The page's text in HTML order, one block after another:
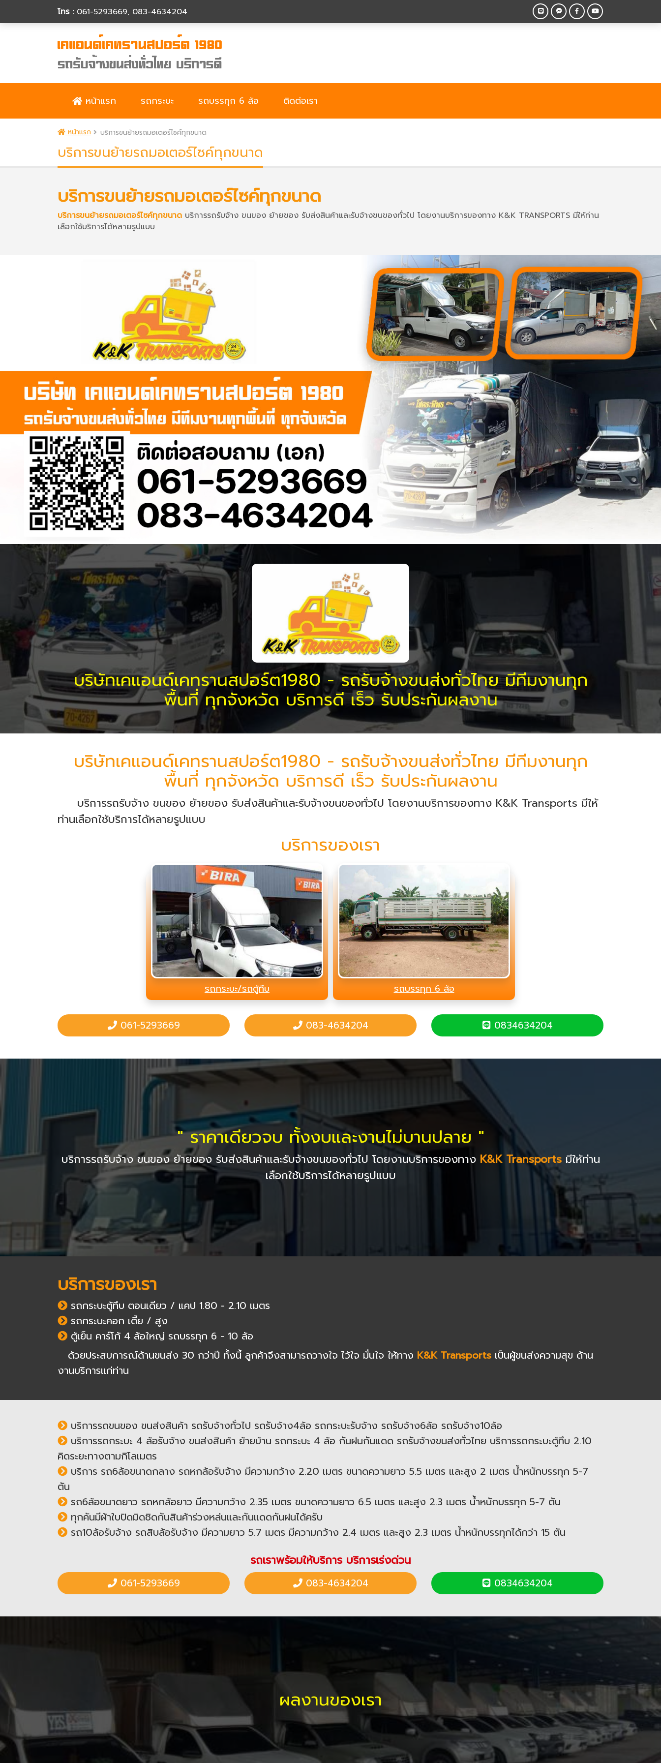
โทร : 061-5293669, 083-4634204
หน้าแรก รถกระบะ รถบรรทุก 6 ล้อ ติดต่อเรา
หน้าแรก บริการขนย้ายรถมอเตอร์ไซค์ทุกขนาด
บริการขนย้ายรถมอเตอร์ไซค์ทุกขนาด
บริการขนย้ายรถมอเตอร์ไซค์ทุกขนาด
บริการขนย้ายรถมอเตอร์ไซค์ทุกขนาด บริการรถรับจ้าง ขนของ ย้ายของ รับส่งสินค้าและรับจ้างขนของทั่วไป โดยงานบริการของทาง K&K TRANSPORTS มีให้ท่าน
เลือกใช้บริการได้หลายรูปแบบ
บริษัทเคแอนด์เคทรานสปอร์ต1980 - รถรับจ้างขนส่งทั่วไทย มีทีมงานทุก
พื้นที่ ทุกจังหวัด บริการดี เร็ว รับประกันผลงาน
บริษัทเคแอนด์เคทรานสปอร์ต1980 - รถรับจ้างขนส่งทั่วไทย มีทีมงานทุก
พื้นที่ ทุกจังหวัด บริการดี เร็ว รับประกันผลงาน
บริการรถรับจ้าง ขนของ ย้ายของ รับส่งสินค้าและรับจ้างขนของทั่วไป โดยงานบริการของทาง K&K Transports มีให้
ท่านเลือกใช้บริการได้หลายรูปแบบ
บริการของเรา
รถกระบะ/รถตู้ทืบ รถบรรทุก 6 ล้อ
061-5293669 083-4634204 0834634204
" ราคาเดียวจบ ทั้งงบและงานไม่บานปลาย "
บริการรถรับจ้าง ขนของ ย้ายของ รับส่งสินค้าและรับจ้างขนของทั่วไป โดยงานบริการของทาง K&K Transportsมีให้ท่าน
เลือกใช้บริการได้หลายรูปแบบ
บริการของเรา
รถกระบะตู้ทึบ ตอนเดียว / แคป 1.80 - 2.10 เมตร
รถกระบะคอก เตี้ย / สูง
ตู้เย็น คาร์โก้ 4 ล้อใหญ่ รถบรรทุก 6 - 10 ล้อ
ด้วยประสบการณ์ด้านขนส่ง 30 กว่าปี ทั้งนี้ ลูกค้าจึงสามารถวางใจ ไว้ใจ มั่นใจ ให้ทาง K&K Transports เป็นผู้ขนส่งความสุข ด้าน
งานบริการแก่ท่าน
บริการรถขนของ ขนส่งสินค้า รถรับจ้างทั่วไป รถรับจ้าง4ล้อ รถกระบะรับจ้าง รถรับจ้าง6ล้อ รถรับจ้าง10ล้อ
บริการรถกระบะ 4 ล้อรับจ้าง ขนส่งสินค้า ย้ายบ้าน รถกระบะ 4 ล้อ กันฝนกันแดด รถรับจ้างขนส่งทั่วไทย บริการรถกระบะตู้ทึบ 2.10
คิดระยะทางตามกิโลเมตร
บริการ รถ6ล้อขนาดกลาง รถหกล้อรับจ้าง มีความกว้าง 2.20 เมตร ขนาดความยาว 5.5 เมตร และสูง 2 เมตร น้ำหนักบรรทุก 5-7
ตัน
รถ6ล้อขนาดยาว รถหกล้อยาว มีความกว้าง 2.35 เมตร ขนาดความยาว 6.5 เมตร และสูง 2.3 เมตร น้ำหนักบรรทุก 5-7 ตัน
ทุกคันมีผ้าใบปิดมิดชิดกันสินค้าร่วงหล่นและกันแดดกันฝนได้ครับ
รถ10ล้อรับจ้าง รถสิบล้อรับจ้าง มีความยาว 5.7 เมตร มีความกว้าง 2.4 เมตร และสูง 2.3 เมตร น้ำหนักบรรทุกได้กว่า 15 ตัน
รถเราพร้อมให้บริการ บริการเร่งด่วน
061-5293669 083-4634204 0834634204
ผลงานของเรา